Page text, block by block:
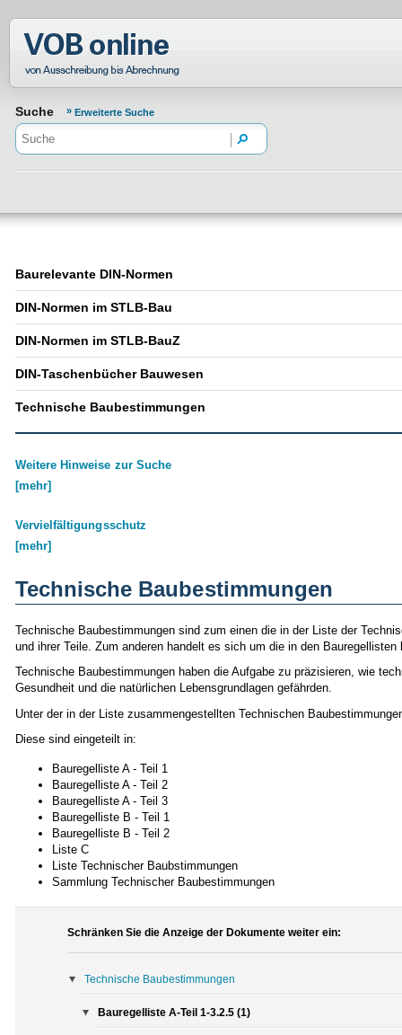
Normenportal Barrierefreiheit
Suche Erweiterte Suche
Baurelevante DIN-Normen
DIN-Normen im STLB-Bau
DIN-Normen im STLB-BauZ
DIN-Taschenbücher Bauwesen
Technische Baubestimmungen
Weitere Hinweise zur Suche
[mehr]
Vervielfältigungsschutz
[mehr]
Technische Baubestimmungen
Technische Baubestimmungen sind zum einen die in der Liste der
und ihrer Teile. Zum anderen handelt es sich um die in den
Technische Baubestimmungen haben die Aufgabe zu präzisieren, wie
Gesundheit und die natürlichen Lebensgrundlagen gefährden.
Unter der in der Liste zusammengestellten Technischen
Diese sind eingeteilt in:
Bauregelliste A - Teil 1
Bauregelliste A - Teil 2
Bauregelliste A - Teil 3
Bauregelliste B - Teil 1
Bauregelliste B - Teil 2
Liste C
Liste Technischer Baubstimmungen
Sammlung Technischer Baubestimmungen
Schränken Sie die Anzeige der Dokumente weiter ein:
Technische Baubestimmungen
Bauregelliste A-Teil 1-3.2.5 (1)